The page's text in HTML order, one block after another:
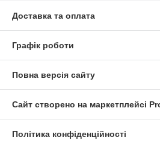
Доставка та оплата
Графік роботи
Повна версія сайту
Сайт створено на маркетплейсі
Політика конфіденційності